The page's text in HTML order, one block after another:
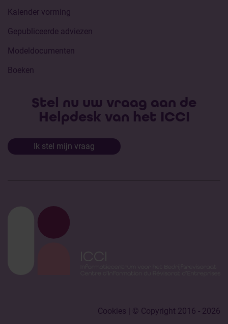
Kalender vorming
Gepubliceerde adviezen
Modeldocumenten
Boeken
Stel nu uw vraag aan de
Helpdesk van het ICCI
Ik stel mijn vraag
Cookies | © Copyright 2016 - 2026